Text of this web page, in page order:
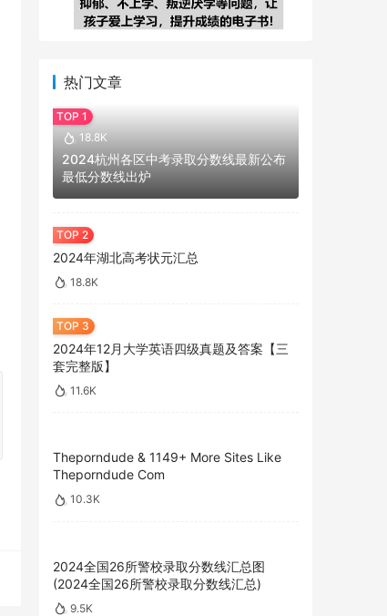
热门文章
18.8K
2024杭州各区中考录取分数线最新公布
最低分数线出炉
2024年湖北高考状元汇总
18.8K
2024年12月大学英语四级真题及答案【三
套完整版】
11.6K
Theporndude & 1149+ More Sites Like
Theporndude Com
10.3K
2024全国26所警校录取分数线汇总图
(2024全国26所警校录取分数线汇总)
9.5K